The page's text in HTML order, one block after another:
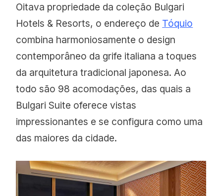
Oitava propriedade da coleção Bulgari
Hotels & Resorts, o endereço de Tóquio
combina harmoniosamente o design
contemporâneo da grife italiana a toques
da arquitetura tradicional japonesa. Ao
todo são 98 acomodações, das quais a
Bulgari Suite oferece vistas
impressionantes e se configura como uma
das maiores da cidade.